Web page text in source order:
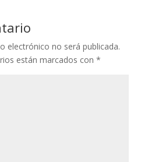
electrónico no será publicada.
están marcados con *